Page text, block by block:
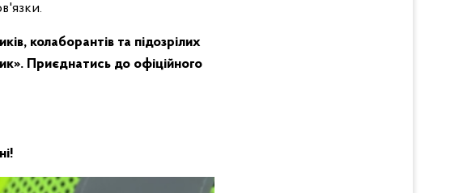
колаборантів та підозрілих
Приєднатись до офіційного